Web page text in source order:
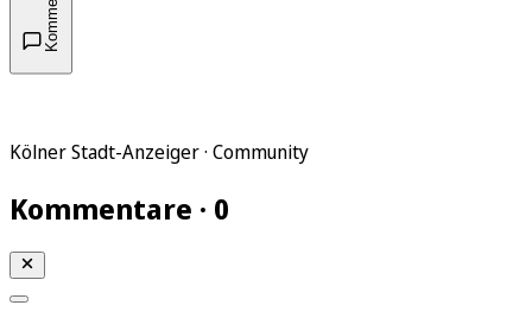
Kölner Stadt-Anzeiger · Community
Kommentare · 0